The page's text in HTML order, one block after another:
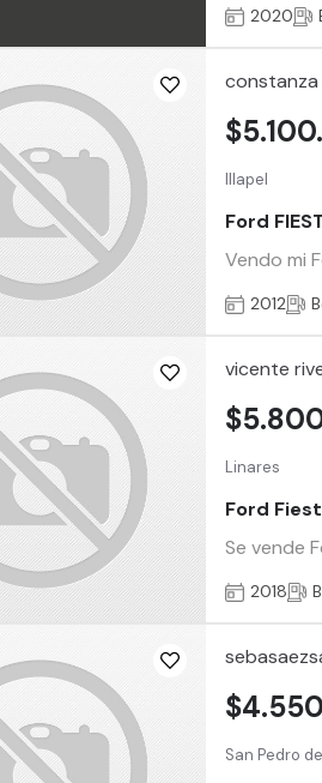
2020
Illapel
Ford
Vendo mi
2012
vicente
Linares
Ford
Se vende
2018
San Pedro